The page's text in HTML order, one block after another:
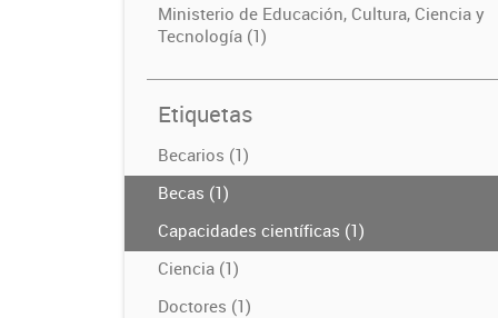
Ministerio de Educación, Cultura, Ciencia y
Tecnología (1)
Etiquetas
Becarios (1)
Becas (1)
Capacidades científicas (1)
Ciencia (1)
Doctores (1)